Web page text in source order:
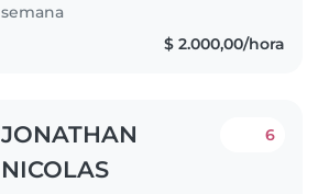
semana
$ 2.000,00/hora
JONATHAN
NICOLAS
6